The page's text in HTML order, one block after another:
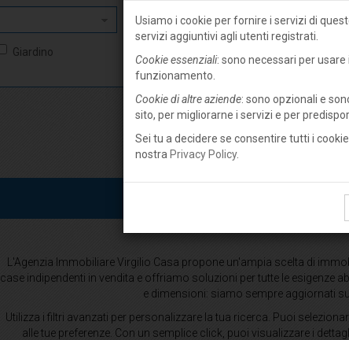
Usiamo i cookie per fornire i servizi di
servizi aggiuntivi agli utenti registrati.
Cookie essenziali: sono necessari per
funzionamento.
Cookie di altre aziende: sono opzionali e
sito, per migliorarne i servizi e per
Sei tu a decidere se consentire tutti i
nostra Privacy Policy.
Giardino
Immobili in vendita,
L'Agenzia Immobiliare Virgilio Casa propone un'ampia scelta di
case indipendenti in vendita e offriamo soluzioni per tutte le esigenze
e dimensioni: siamo sempre aggiornati
Utilizza i filtri avanzati per personalizzare la tua ricerca. Puoi
alle tue preferenze. Con un semplice click, puoi visualizzare i